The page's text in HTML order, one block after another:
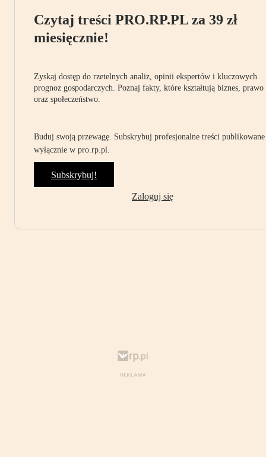
Czytaj treści PRO.RP.PL za 39 zł
miesięcznie!
Zyskaj dostęp do rzetelnych analiz, opinii ekspertów i kluczowych
prognoz gospodarczych. Poznaj fakty, które kształtują biznes, prawo
oraz społeczeństwo.
Buduj swoją przewagę. Subskrybuj profesjonalne treści publikowane
wyłącznie w pro.rp.pl.
Subskrybuj!
Zaloguj się